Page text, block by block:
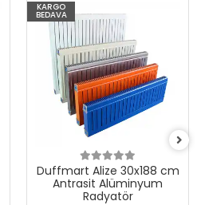
KARGO
BEDAVA
Duffmart Alize 30x188 cm
Antrasit Alüminyum
Radyatör